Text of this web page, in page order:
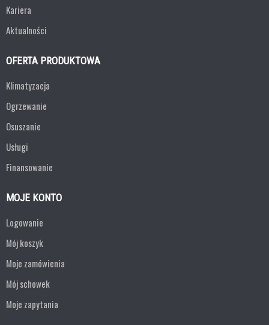
Kariera
Aktualności
OFERTA PRODUKTOWA
Klimatyzacja
Ogrzewanie
Osuszanie
Usługi
Finansowanie
MOJE KONTO
Logowanie
Mój koszyk
Moje zamówienia
Mój schowek
Moje zapytania